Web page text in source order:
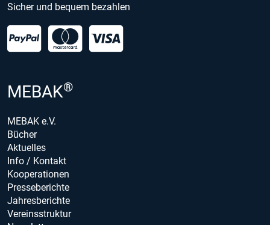
Sicher und bequem bezahlen
MEBAK®
MEBAK e.V.
Bücher
Aktuelles
Info / Kontakt
Kooperationen
Presseberichte
Jahresberichte
Vereinsstruktur